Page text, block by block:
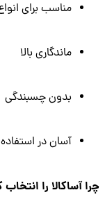
مناسب برای انواع مو
ماندگاری بالا
بدون چسبندگی
آسان در استفاده
آساکالا را انتخاب